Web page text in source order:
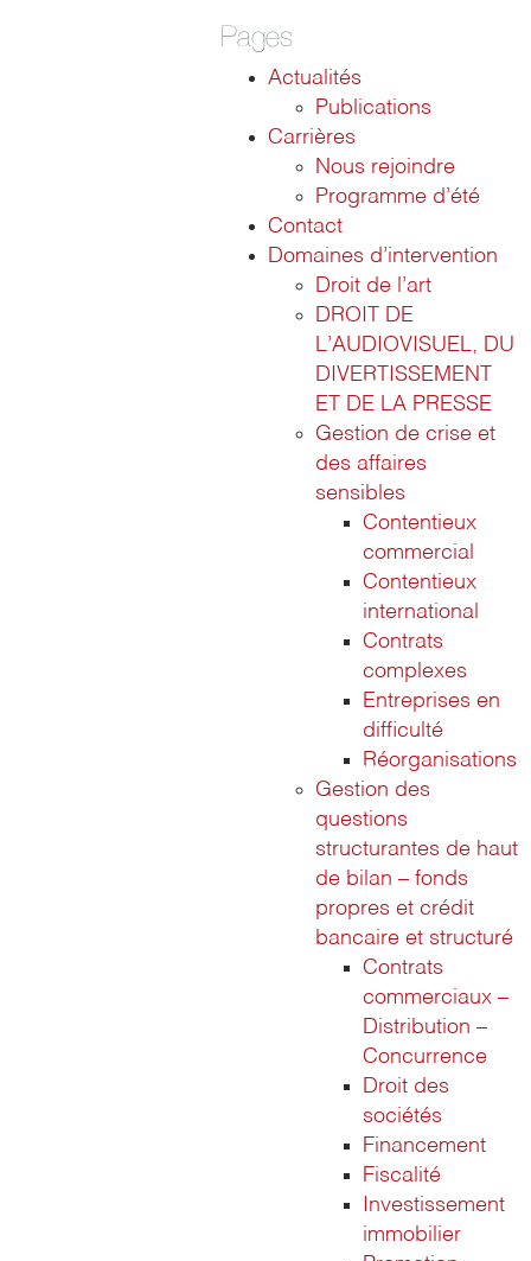
Pages
Actualités
Publications
Carrières
Nous rejoindre
Programme d’été
Contact
Domaines d’intervention
Droit de l’art
DROIT DE
L’AUDIOVISUEL, DU
DIVERTISSEMENT
ET DE LA PRESSE
Gestion de crise et
des affaires
sensibles
Contentieux
commercial
Contentieux
international
Contrats
complexes
Entreprises en
difficulté
Réorganisations
Gestion des
questions
structurantes de haut
de bilan – fonds
propres et crédit
bancaire et structuré
Contrats
commerciaux –
Distribution –
Concurrence
Droit des
sociétés
Financement
Fiscalité
Investissement
immobilier